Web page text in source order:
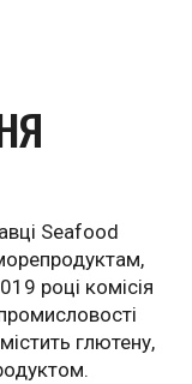
Seafood
році комісія
глютену,